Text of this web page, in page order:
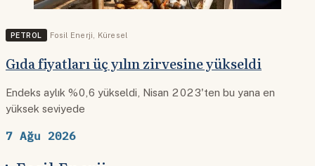
PETROL Fosil Enerji Küresel
Gıda fiyatları üç yılın zirvesine yükseldi
Endeks aylık %0,6 yükseldi, Nisan 2023'ten bu yana en
yüksek seviyede
7 Ağu 2026